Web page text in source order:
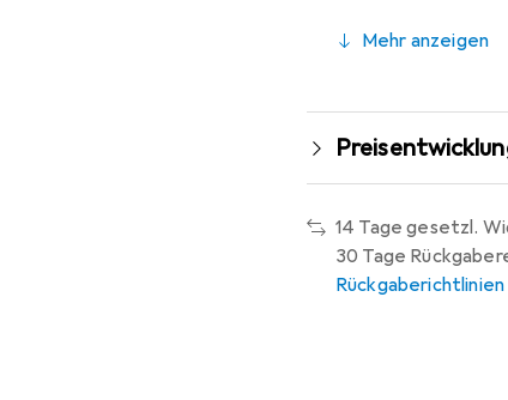
Mehr anzeigen
14 Tage gesetzl.
30 Tage
Rückgaberichtlinien